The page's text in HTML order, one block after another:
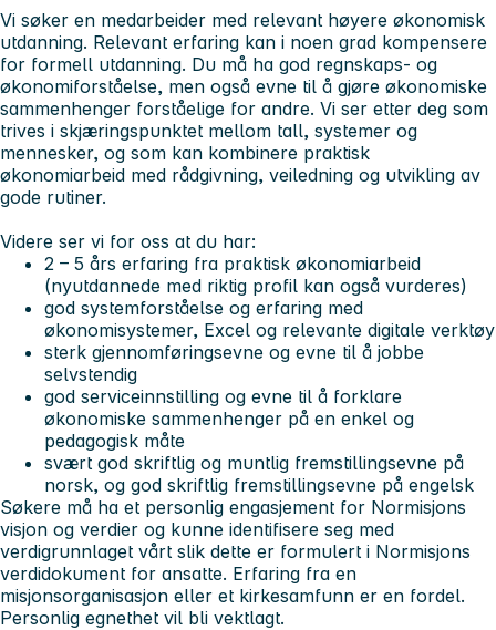
Vi søker en medarbeider med relevant høyere økonomisk
utdanning. Relevant erfaring kan i noen grad kompensere
for formell utdanning. Du må ha god regnskaps- og
økonomiforståelse, men også evne til å gjøre økonomiske
sammenhenger forståelige for andre. Vi ser etter deg som
trives i skjæringspunktet mellom tall, systemer og
mennesker, og som kan kombinere praktisk
økonomiarbeid med rådgivning, veiledning og utvikling av
gode rutiner.
Videre ser vi for oss at du har:
2 – 5 års erfaring fra praktisk økonomiarbeid
(nyutdannede med riktig profil kan også vurderes)
god systemforståelse og erfaring med
økonomisystemer, Excel og relevante digitale verktøy
sterk gjennomføringsevne og evne til å jobbe
selvstendig
god serviceinnstilling og evne til å forklare
økonomiske sammenhenger på en enkel og
pedagogisk måte
svært god skriftlig og muntlig fremstillingsevne på
norsk, og god skriftlig fremstillingsevne på engelsk
Søkere må ha et personlig engasjement for Normisjons
visjon og verdier og kunne identifisere seg med
verdigrunnlaget vårt slik dette er formulert i Normisjons
verdidokument for ansatte. Erfaring fra en
misjonsorganisasjon eller et kirkesamfunn er en fordel.
Personlig egnethet vil bli vektlagt.